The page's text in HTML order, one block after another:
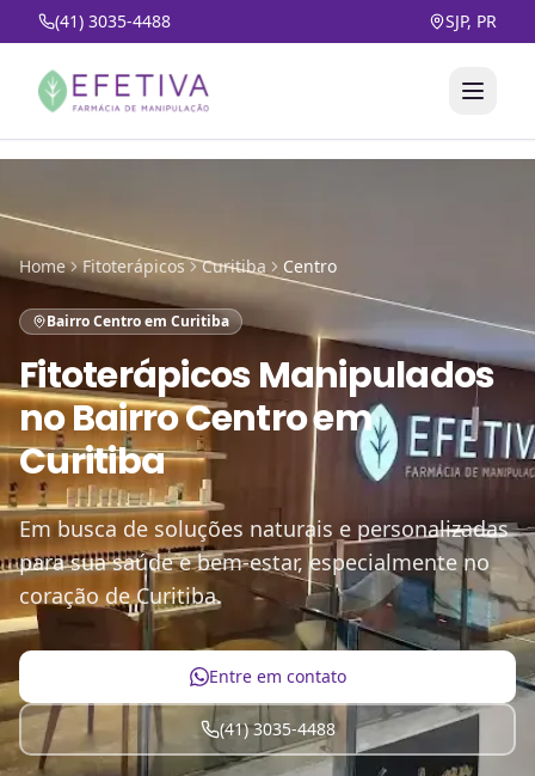
(41) 3035-4488 SJP, PR
Home Fitoterápicos Curitiba Centro
Bairro Centro em Curitiba
Fitoterápicos Manipulados
noBairro Centro em
Curitiba
Em busca de soluções naturais e personalizadas
para sua saúde e bem-estar, especialmente no
coração de Curitiba.
Entre em contato
(41) 3035-4488